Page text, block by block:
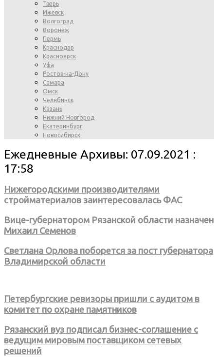
Тверь
Ижевск
Волгоград
Воронеж
Пермь
Краснодар
Красноярск
Уфа
Ростов-на-Дону
Самара
Омск
Челябинск
Казань
Нижний Новгород
Екатеринбург
Новосибирск
Ежедневные Архивы: 07.09.2021 :
17:58
Нижегородскими производителями
стройматериалов заинтересовалась ФАС
Вице-губернатором Рязанской области назначен
Михаил Семенов
Светлана Орлова поборется за пост губернатора
Владимирской области
Петербургские ревизоры пришли с аудитом в
комитет по охране памятников
Рязанский вуз подписал бизнес-соглашение с
ведущим мировым поставщиком сетевых
решений